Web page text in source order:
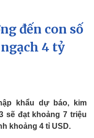
hội
báo thời tiết
đến con số
4 tỷ
khẩu dự báo, kim
sẽ đạt khoảng 7 triệu
khoảng 4 tỉ USD.